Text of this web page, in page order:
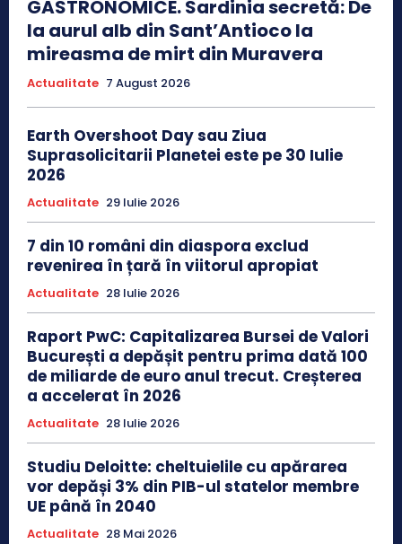
GASTRONOMICE. Sardinia secretă: De
la aurul alb din Sant’Antioco la
mireasma de mirt din Muravera
Actualitate 7 August 2026
Earth Overshoot Day sau Ziua
Suprasolicitarii Planetei este pe 30 Iulie
2026
Actualitate 29 Iulie 2026
7 din 10 români din diaspora exclud
revenirea în țară în viitorul apropiat
Actualitate 28 Iulie 2026
Raport PwC: Capitalizarea Bursei de Valori
București a depășit pentru prima dată 100
de miliarde de euro anul trecut. Creșterea
a accelerat în 2026
Actualitate 28 Iulie 2026
Studiu Deloitte: cheltuielile cu apărarea
vor depăși 3% din PIB-ul statelor membre
UE până în 2040
Actualitate 28 Mai 2026